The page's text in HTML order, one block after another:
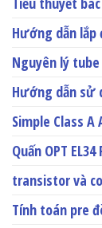
Hướng dẫn lắp
Nguyên lý
Hướng dẫn sử
Simple Class
Quấn OPT
transistor và
Tính toán pre